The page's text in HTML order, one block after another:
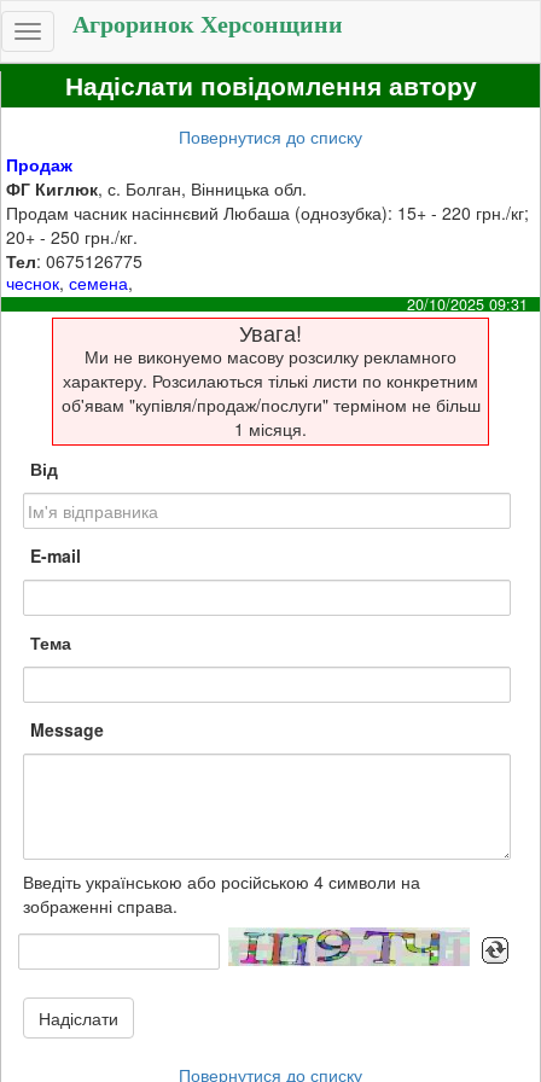
Toggle
navigation
Агроринок Херсонщини
Надіслати повідомлення автору
Повернутися до списку
Продаж
ФГ Киглюк, с. Болган, Вінницька обл.
Продам часник насіннєвий Любаша (однозубка): 15+ - 220 грн./кг;
20+ - 250 грн./кг.
Тел: 0675126775
чеснок,семена,
20/10/2025 09:31
Увага!
Ми не виконуемо масову розсилку рекламного
характеру. Розсилаються тількі листи по конкретним
об'явам "купівля/продаж/послуги" терміном не більш
1 місяця.
Від
E-mail
Тема
Message
Введіть українською або російською 4 символи на
зображенні справа.
Надіслати
Повернутися до списку